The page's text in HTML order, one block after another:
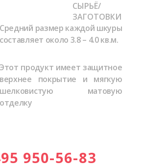
СЫРЬЁ/
ЗАГОТОВКИ
Средний размер каждой шкуры
составляет около 3.8 – 4.0 кв.м.
Этот продукт имеет защитное
верхнее покрытие и мягкую
шелковистую матовую
отделку
950-56-83